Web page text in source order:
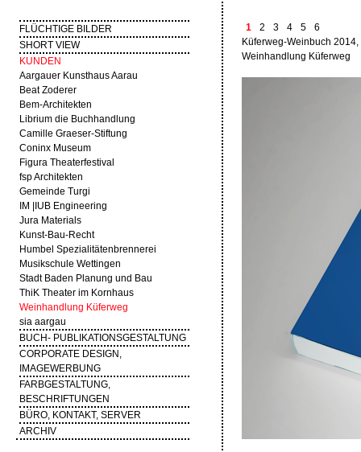
FLÜCHTIGE BILDER
SHORT VIEW
KUNDEN
Aargauer Kunsthaus Aarau
Beat Zoderer
Bem-Architekten
Librium die Buchhandlung
Camille Graeser-Stiftung
Coninx Museum
Figura Theaterfestival
fsp Architekten
Gemeinde Turgi
IM |IUB Engineering
Jura Materials
Kunst-Bau-Recht
Humbel Spezialitätenbrennerei
Musikschule Wettingen
Stadt Baden Planung und Bau
ThiK Theater im Kornhaus
Weinhandlung Küferweg
sia aargau
BUCH- PUBLIKATIONSGESTALTUNG
CORPORATE DESIGN,
IMAGEWERBUNG
FARBGESTALTUNG,
BESCHRIFTUNGEN
BÜRO, KONTAKT, SERVER
ARCHIV
1 2 3 4 5
6
Küferweg-Weinbuch
Weinhandlung Küferweg